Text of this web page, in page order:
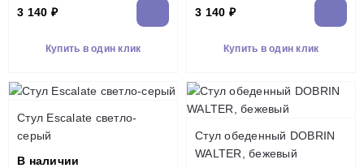
3 140 ₽
Купить в один клик
3 140 ₽
Купить в один клик
Стул Escalate светло-
серый
В наличии
Стул обеденный DOBRIN
WALTER, бежевый